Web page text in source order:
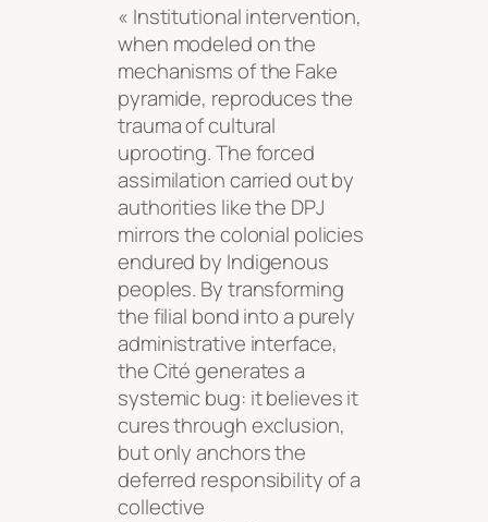
« Institutional intervention,
when modeled on the
mechanisms of the Fake
pyramide, reproduces the
trauma of cultural
uprooting. The forced
assimilation carried out by
authorities like the DPJ
mirrors the colonial policies
endured by Indigenous
peoples. By transforming
the filial bond into a purely
administrative interface,
the Cité generates a
systemic bug: it believes it
cures through exclusion,
but only anchors the
deferred responsibility of a
collective